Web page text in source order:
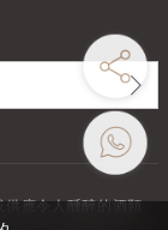
應令人醺醉的酒類
not be sold or